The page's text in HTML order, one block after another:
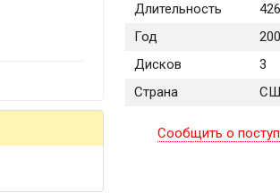
Длительность
426
Год
Дисков
3
Страна
Сообщить о